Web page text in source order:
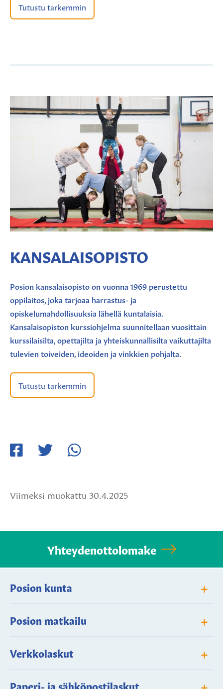
Tutustu tarkemmin
KANSALAISOPISTO
Posion kansalaisopisto on vuonna 1969 perustettu
oppilaitos, joka tarjoaa harrastus- ja
opiskelumahdollisuuksia lähellä kuntalaisia.
Kansalaisopiston kurssiohjelma suunnitellaan vuosittain
kurssilaisilta, opettajilta ja yhteiskunnallisilta vaikuttajilta
tulevien toiveiden, ideoiden ja vinkkien pohjalta.
Tutustu tarkemmin
Viimeksi muokattu 30.4.2025
Yhteydenottolomake
Posion kunta +
Posion matkailu +
Verkkolaskut +
Paperi- ja sähköpostilaskut